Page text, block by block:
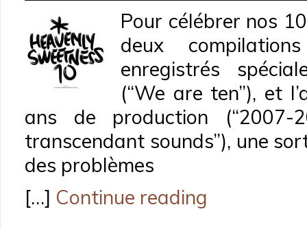
Pour célébrer nos
deux
enregistrés
(“We are ten”), et
ans de production
transcendant sounds”), une
des problèmes
[…] Continue reading